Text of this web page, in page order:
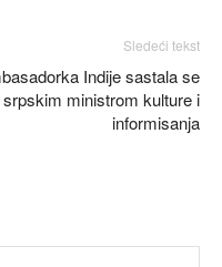
Sledeći tekst
Indije sastala se
ministrom kulture i
informisanja